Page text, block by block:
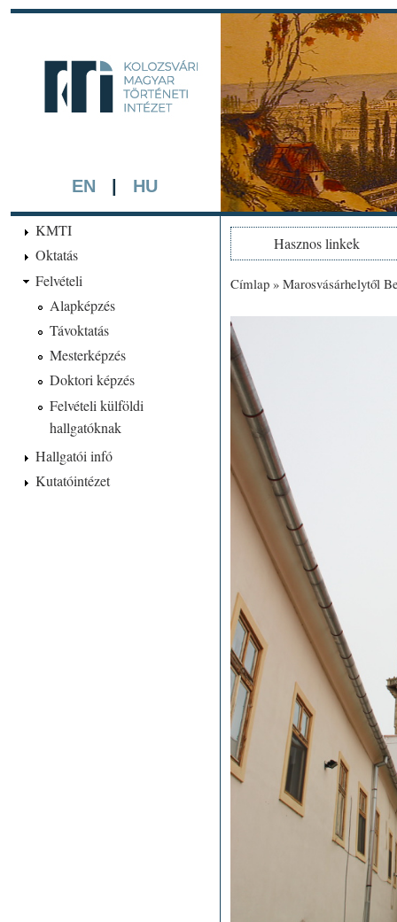
EN HU
A háttérben részlet a
készített színezett
KMTI
Oktatás
Felvételi
Alapképzés
Távoktatás
Mesterképzés
Doktori képzés
Felvételi külföldi
hallgatóknak
Hallgatói infó
Kutatóintézet
Hasznos linkek
Címlap »Marosvásárhelytől